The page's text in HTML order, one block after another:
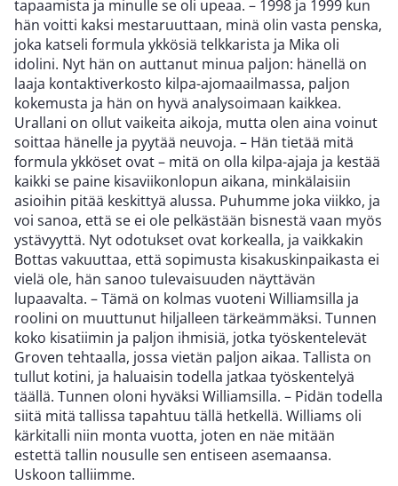
tapaamista ja minulle se oli upeaa. – 1998 ja 1999 kun
hän voitti kaksi mestaruuttaan, minä olin vasta penska,
joka katseli formula ykkösiä telkkarista ja Mika oli
idolini. Nyt hän on auttanut minua paljon: hänellä on
laaja kontaktiverkosto kilpa-ajomaailmassa, paljon
kokemusta ja hän on hyvä analysoimaan kaikkea.
Urallani on ollut vaikeita aikoja, mutta olen aina voinut
soittaa hänelle ja pyytää neuvoja. – Hän tietää mitä
formula ykköset ovat – mitä on olla kilpa-ajaja ja kestää
kaikki se paine kisaviikonlopun aikana, minkälaisiin
asioihin pitää keskittyä alussa. Puhumme joka viikko, ja
voi sanoa, että se ei ole pelkästään bisnestä vaan myös
ystävyyttä. Nyt odotukset ovat korkealla, ja vaikkakin
Bottas vakuuttaa, että sopimusta kisakuskinpaikasta ei
vielä ole, hän sanoo tulevaisuuden näyttävän
lupaavalta. – Tämä on kolmas vuoteni Williamsilla ja
roolini on muuttunut hiljalleen tärkeämmäksi. Tunnen
koko kisatiimin ja paljon ihmisiä, jotka työskentelevät
Groven tehtaalla, jossa vietän paljon aikaa. Tallista on
tullut kotini, ja haluaisin todella jatkaa työskentelyä
täällä. Tunnen oloni hyväksi Williamsilla. – Pidän todella
siitä mitä tallissa tapahtuu tällä hetkellä. Williams oli
kärkitalli niin monta vuotta, joten en näe mitään
estettä tallin nousulle sen entiseen asemaansa.
Uskoon talliimme.